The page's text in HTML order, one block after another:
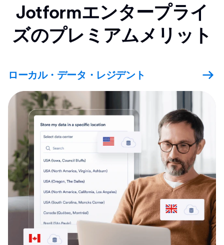
Jotformエンタープライ
ズのプレミアムメリット
ローカル・データ・レジデント